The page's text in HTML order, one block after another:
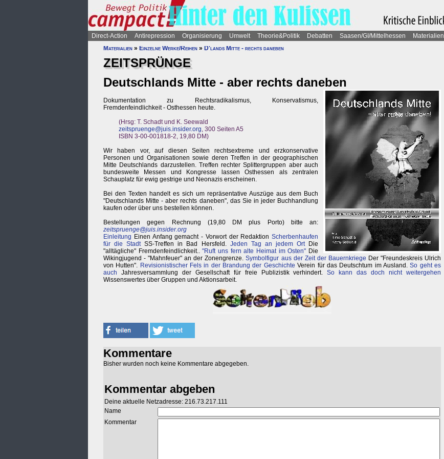
Direct-Action Antirepression Organisierung Umwelt Theorie&Politik Debatten Saasen/GI/Mittelhessen Materialien
Materialien » Einzelne Werke/Reihen » D'lands Mitte - rechts daneben
ZEITSPRÜNGE
Deutschlands Mitte - aber rechts daneben
Dokumentation zu Rechtsradikalismus, Konservatismus,
Fremdenfeindlichkeit - Osthessen heute.
(Hrsg: T. Schadt und K. Seewald
zeitspruenge@juis.insider.org, 300 Seiten A5
ISBN 3-00-001818-2, 19,80 DM)
Wir haben vor, auf diesen Seiten rechtsextreme und erzkonservative
Personen und Organisationen sowie deren Treffen in der geographischen
Mitte Deutschlands darzustellen. Treffen rechter Splittergruppen aber auch
bundesweite Messen und Kongresse lassen Osthessen als zentralen
Schauplatz für ewig gestrige und Neonazis erscheinen.
Bei den Texten handelt es sich um repräsentative Auszüge aus dem Buch
"Deutschlands Mitte - aber rechts daneben", das Sie in jeder Buchhandlung
kaufen oder über uns bestellen können.
Bestellungen gegen Rechnung (19,80 DM plus Porto) bitte an:
zeitspruenge@juis.insider.org
Einleitung Einen Anfang gemacht - Vorwort der Redaktion Scherbenhaufen
für die StadtSS-Treffen in Bad Hersfeld. Jeden Tag an jedem OrtDie
"alltägliche" Fremdenfeindlichkeit.."Ruft uns fern alte Heimat im Osten" Die
Wikingjugend - "Mahnfeuer" an der Zonengrenze.Symbolfigur aus der Zeit der Bauernkriege Der "Freundeskreis Ulrich
von Hutten". Revisionistischer Fels in der Brandung der Geschichte Verein für das Deutschtum im Ausland.So geht es
auch Jahresversammlung der Gesellschaft für freie Publizistik verhindert.So kann das doch nicht weitergehen
Wissenswertes über Gruppen und Aktionsarbeit.
Kommentare
Bisher wurden noch keine Kommentare abgegeben.
Kommentar abgeben
Deine aktuelle Netzadresse: 216.73.217.111
Name
Kommentar